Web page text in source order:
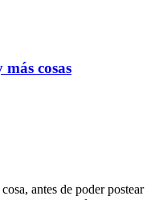
cosas
antes de poder postear